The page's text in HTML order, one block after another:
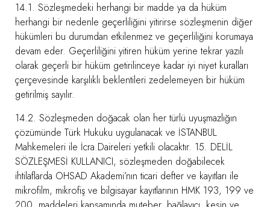
14.1. Sözleşmedeki herhangi bir madde ya da hüküm
herhangi bir nedenle geçerliliğini yitirirse sözleşmenin diğer
hükümleri bu durumdan etkilenmez ve geçerliliğini korumaya
devam eder. Geçerliliğini yitiren hüküm yerine tekrar yazılı
olarak geçerli bir hüküm getirilinceye kadar iyi niyet kuralları
çerçevesinde karşılıklı beklentileri zedelemeyen bir hüküm
getirilmiş sayılır.
14.2. Sözleşmeden doğacak olan her türlü uyuşmazlığın
çözümünde Türk Hukuku uygulanacak ve İSTANBUL
Mahkemeleri ile İcra Daireleri yetkili olacaktır. 15. DELİL
SÖZLEŞMESİ KULLANICI, sözleşmeden doğabilecek
ihtilaflarda OHSAD Akademi’nın ticari defter ve kayıtları ile
mikrofilm, mikrofiş ve bilgisayar kayıtlarının HMK 193, 199 ve